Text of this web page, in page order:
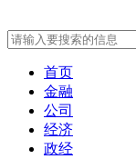
首页
金融
公司
经济
政经